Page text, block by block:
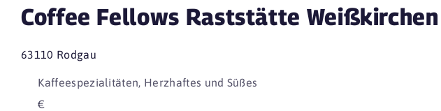
Coffee Fellows Raststätte
63110 Rodgau
Kaffeespezialitäten, Herzhaftes und Süßes
€